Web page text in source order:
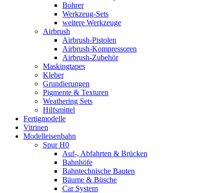
Bohrer
Werkzeug-Sets
weitere Werkzeuge
Airbrush
Airbrush-Pistolen
Airbrush-Kompressoren
Airbrush-Zubehör
Maskingtapes
Kleber
Grundierungen
Pigmente & Texturen
Weathering Sets
Hilfsmittel
Fertigmodelle
Vitrinen
Modelleisenbahn
Spur H0
Auf-, Abfahrten & Brücken
Bahnhöfe
Bahntechnische Bauten
Bäume & Büsche
Car System